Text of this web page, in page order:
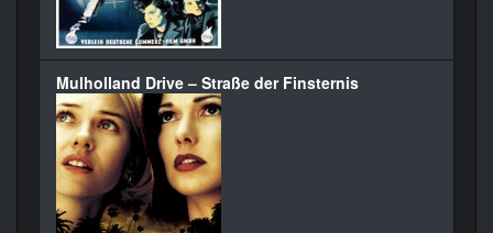
Mulholland Drive – Straße der Finsternis